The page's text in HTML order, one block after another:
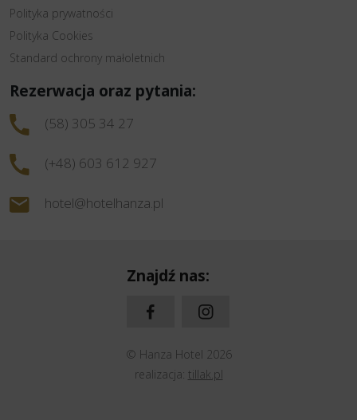
Polityka prywatności
Polityka Cookies
Standard ochrony małoletnich
Rezerwacja oraz pytania:
(58) 305 34 27
(+48) 603 612 927
hotel@hotelhanza.pl
Znajdź nas:
© Hanza Hotel 2026
realizacja: tillak.pl